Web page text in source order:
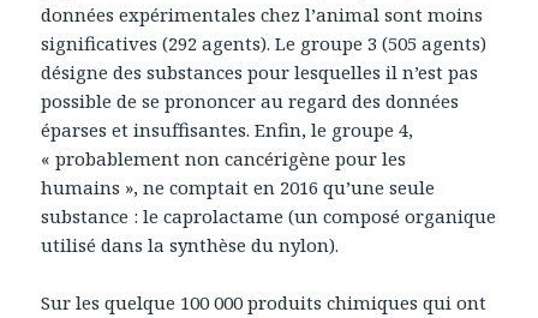
données expérimentales chez l’animal sont moins
significatives (292 agents). Le groupe 3 (505 agents)
désigne des substances pour lesquelles il n’est pas
possible de se prononcer au regard des données
éparses et insuffisantes. Enfin, le groupe 4,
« probablement non cancérigène pour les
humains », ne comptait en 2016 qu’une seule
substance : le caprolactame (un composé organique
utilisé dans la synthèse du nylon).
Sur les quelque 100 000 produits chimiques qui ont